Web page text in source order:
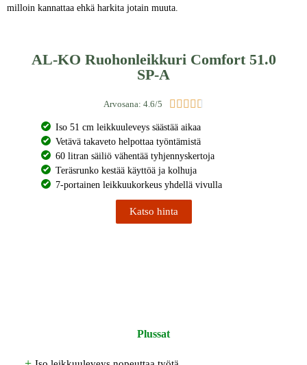
milloin kannattaa ehkä harkita jotain muuta.
AL-KO Ruohonleikkuri Comfort 51.0
SP-A
Arvosana: 4.6/5     
Iso 51 cm leikkuuleveys säästää aikaa
Vetävä takaveto helpottaa työntämistä
60 litran säiliö vähentää tyhjennyskertoja
Teräsrunko kestää käyttöä ja kolhuja
7-portainen leikkuukorkeus yhdellä vivulla
Katso hinta
Plussat